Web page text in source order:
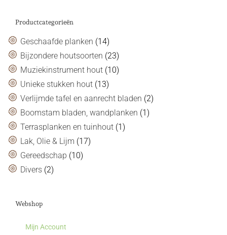
Productcategorieën
Geschaafde planken (14)
Bijzondere houtsoorten (23)
Muziekinstrument hout (10)
Unieke stukken hout (13)
Verlijmde tafel en aanrecht bladen (2)
Boomstam bladen, wandplanken (1)
Terrasplanken en tuinhout (1)
Lak, Olie & Lijm (17)
Gereedschap (10)
Divers (2)
Webshop
Mijn Account